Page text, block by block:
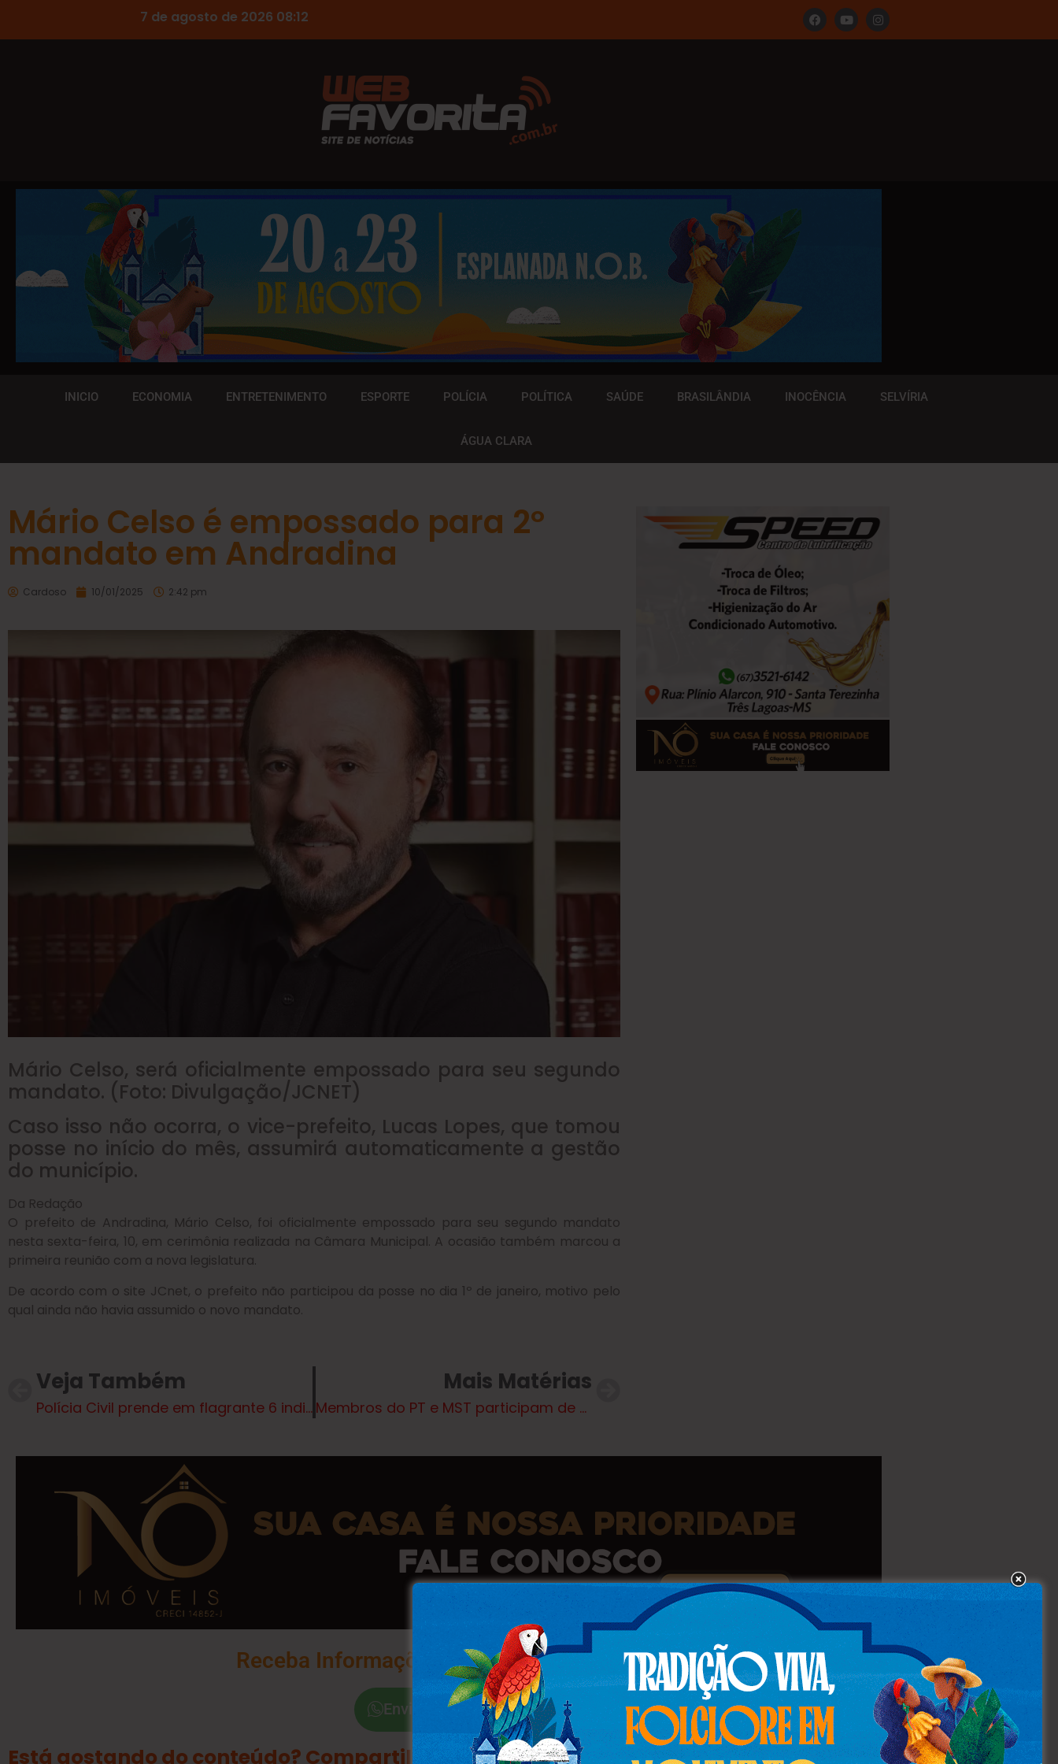
7 de agosto de 2026 08:12
INICIO ECONOMIA ENTRETENIMENTO ESPORTE POLÍCIA POLÍTICA SAÚDE BRASILÂNDIA INOCÊNCIA SELVÍRIA
ÁGUA CLARA
Mário Celso é empossado para 2º
mandato em Andradina
Cardoso 10/01/2025 2:42 pm
Mário Celso, será oficialmente empossado para seu segundo
mandato. (Foto: Divulgação/JCNET)
Caso isso não ocorra, o vice-prefeito, Lucas Lopes, que tomou
posse no início do mês, assumirá automaticamente a gestão
do município.
Da Redação
O prefeito de Andradina, Mário Celso, foi oficialmente empossado para seu segundo mandato
nesta sexta-feira, 10, em cerimônia realizada na Câmara Municipal. A ocasião também marcou a
primeira reunião com a nova legislatura.
De acordo com o site JCnet, o prefeito não participou da posse no dia 1º de janeiro, motivo pelo
qual ainda não havia assumido o novo mandato.
Veja Também
Polícia Civil prende em flagrante 6 indivíduos pelos crimes de furto qualificado e associação criminosa em Água Clara.
Mais Matérias
Membros do PT e MST participam de posse de Maduro na Venezuela
Receba Informações na Palma da Sua Mão
Envie a Palavra "Sim"
Está gostando do conteúdo? Compartilhe